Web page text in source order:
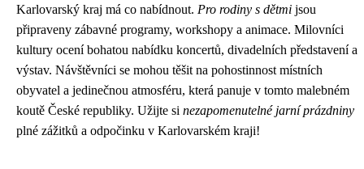
Karlovarský kraj má co nabídnout. Pro rodiny s dětmi jsou
připraveny zábavné programy, workshopy a animace. Milovníci
kultury ocení bohatou nabídku koncertů, divadelních představení a
výstav. Návštěvníci se mohou těšit na pohostinnost místních
obyvatel a jedinečnou atmosféru, která panuje v tomto malebném
koutě České republiky. Užijte si nezapomenutelné jarní prázdniny
plné zážitků a odpočinku v Karlovarském kraji!